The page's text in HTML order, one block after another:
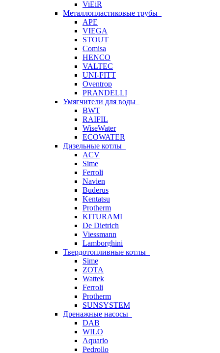
ViEiR
Металлопластиковые трубы
APE
VIEGA
STOUT
Comisa
HENCO
VALTEC
UNI-FITT
Oventrop
PRANDELLI
Умягчители для воды
BWT
RAIFIL
WiseWater
ECOWATER
Дизельные котлы
ACV
Sime
Ferroli
Navien
Buderus
Kentatsu
Protherm
KITURAMI
De Dietrich
Viessmann
Lamborghini
Твердотопливные котлы
Sime
ZOTA
Wattek
Ferroli
Protherm
SUNSYSTEM
Дренажные насосы
DAB
WILO
Aquario
Pedrollo